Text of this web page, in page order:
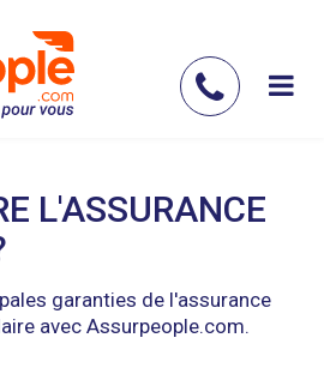
nous
L'ASSURANCE
garanties de l'assurance
avec Assurpeople.com.